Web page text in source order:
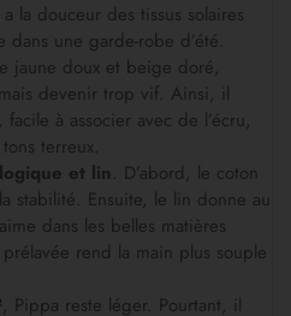
a la douceur des tissus solaires
une garde-robe d’été.
jaune doux et beige doré,
devenir trop vif. Ainsi, il
à associer avec de l’écru,
terreux.
et lin. D’abord, le coton
stabilité. Ensuite, le lin donne au
dans les belles matières
rend la main plus souple
, Pippa reste léger. Pourtant, il